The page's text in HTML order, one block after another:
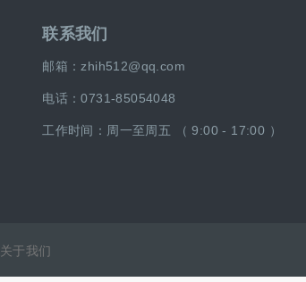
联系我们
邮箱：zhih512@qq.com
电话：0731-85054048
工作时间：周一至周五 （ 9:00 - 17:00 ）
关于我们